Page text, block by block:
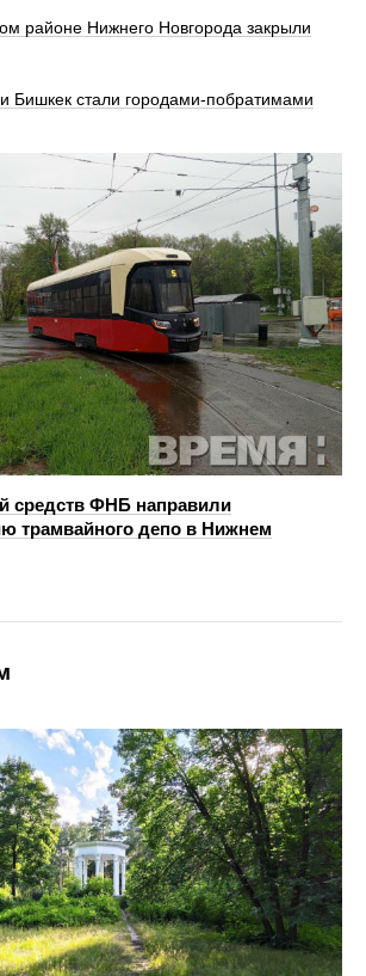
районе Нижнего Новгорода закрыли
Бишкек стали городами-побратимами
средств ФНБ направили
трамвайного депо в Нижнем